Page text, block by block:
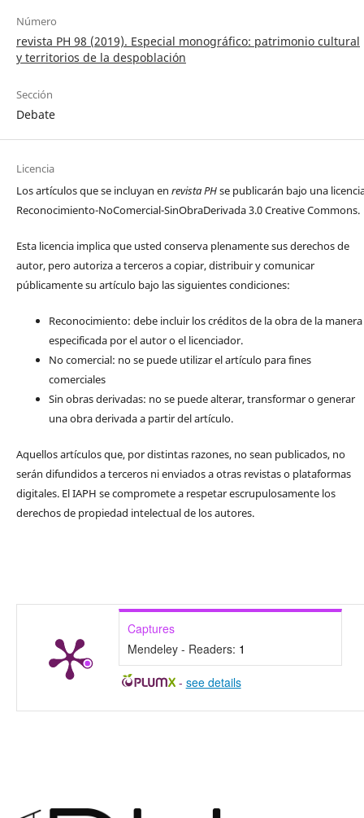
Número
revista PH 98 (2019). Especial monográfico: patrimonio cultural
y territorios de la despoblación
Sección
Debate
Licencia
Los artículos que se incluyan en revista PHse publicarán bajo una
Reconocimiento-NoComercial-SinObraDerivada 3.0 Creative Commons.
Esta licencia implica que usted conserva plenamente sus derechos de
autor, pero autoriza a terceros a copiar, distribuir y comunicar
públicamente su artículo bajo las siguientes condiciones:
Reconocimiento: debe incluir los créditos de la obra de la manera
especificada por el autor o el licenciador.
No comercial: no se puede utilizar el artículo para fines
comerciales
Sin obras derivadas: no se puede alterar, transformar o generar
una obra derivada a partir del artículo.
Aquellos artículos que, por distintas razones, no sean publicados, no
serán difundidos a terceros ni enviados a otras revistas o plataformas
digitales. El IAPH se compromete a respetar escrupulosamente los
derechos de propiedad intelectual de los autores.
Captures
Mendeley - Readers: 1
- see details